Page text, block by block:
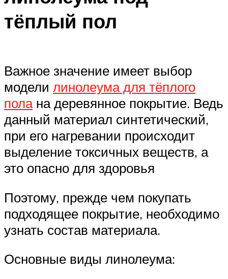
тёплый пол
Важное значение имеет выбор
модели линолеума для тёплого
полана деревянное покрытие. Ведь
данный материал синтетический,
при его нагревании происходит
выделение токсичных веществ, а
это опасно для здоровья
Поэтому, прежде чем покупать
подходящее покрытие, необходимо
узнать состав материала.
Основные виды линолеума: